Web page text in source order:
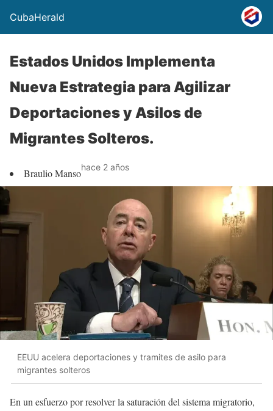
CubaHerald
Estados Unidos Implementa
Nueva Estrategia para Agilizar
Deportaciones y Asilos de
Migrantes Solteros.
Braulio Mansohace 2 años
EEUU acelera deportaciones y tramites de asilo para
migrantes solteros
En un esfuerzo por resolver la saturación del sistema migratorio,